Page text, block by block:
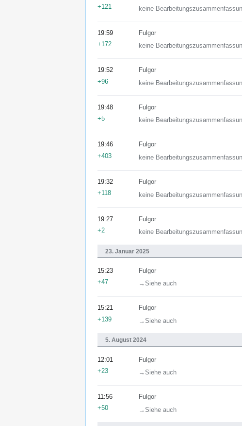
keine
+121
Fulgor
keine
19:59
+172
Fulgor
keine
19:52
+96
Fulgor
keine
19:48
+5
Fulgor
keine
19:46
+403
Fulgor
keine
19:32
+118
Fulgor
keine
19:27
+2
23. Januar 2025
Fulgor
→‎Siehe auch
15:23
+47
Fulgor
→‎Siehe auch
15:21
+139
5. August 2024
Fulgor
→‎Siehe auch
12:01
+23
Fulgor
→‎Siehe auch
11:56
+50